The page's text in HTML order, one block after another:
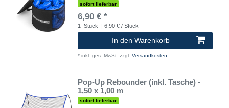
sofort lieferbar
6,90 € *
1 Stück | 6,90 € / Stück
In den Warenkorb
* inkl. ges. MwSt. zzgl. Versandkosten
Pop-Up Rebounder (inkl. Tasche) -
1,50 x 1,00 m
sofort lieferbar